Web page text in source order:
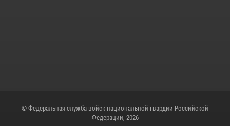
© Федеральная служба войск национальной гвардии Российской
Федерации, 2026